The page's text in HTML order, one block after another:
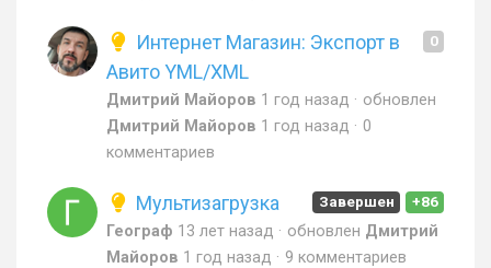
0
Интернет Магазин: Экспорт в
Авито YML/XML
Дмитрий Майоров 1 год назад
обновлен
Дмитрий Майоров 1 год назад
0
комментариев
+86
Завершен
Мультизагрузка
Географ 13 лет назад обновлен Дмитрий
Майоров 1 год назад 9 комментариев